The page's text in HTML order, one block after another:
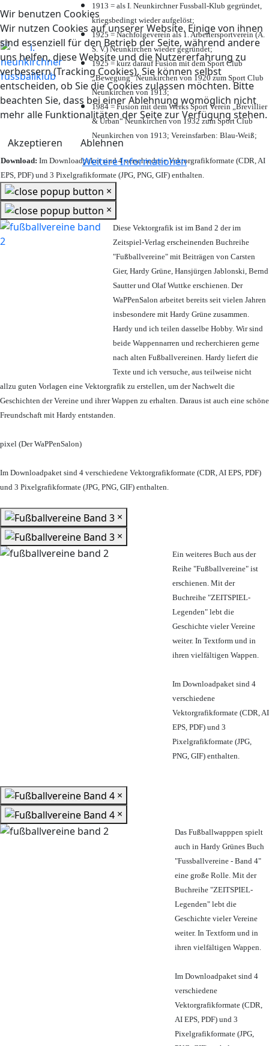
Wir benutzen Cookies
Wir nutzen Cookies auf unserer Website. Einige von ihnen
sind essenziell für den Betrieb der Seite, während andere
uns helfen, diese Website und die Nutzererfahrung zu
verbessern (Tracking Cookies). Sie können selbst
entscheiden, ob Sie die Cookies zulassen möchten. Bitte
beachten Sie, dass bei einer Ablehnung womöglich nicht
mehr alle Funktionalitäten der Seite zur Verfügung stehen.
Akzeptieren
Ablehnen
Weitere Informationen
1913 = als I. Neunkirchner Fussball-Klub gegründet,
kriegsbedingt wieder aufgelöst;
1925 = Nachfolgeverein als 1. Arbeitersportverein (A.
S. V.) Neunkirchen wieder gegründet;
1925 = kurz darauf Fusion mit dem Sport Club
„Bewegung“ Neunkirchen von 1920 zum Sport Club
Neunkirchen von 1913;
1984 = Fusion mit dem Werks Sport Verein „Brevillier
& Urban“ Neunkirchen von 1932 zum Sport Club
Neunkirchen von 1913; Vereinsfarben: Blau-Weiß;
Download: Im Downloadpaket sind 4 verschiedene Vektorgrafikformate (CDR, AI
EPS, PDF) und 3 Pixelgrafikformate (JPG, PNG, GIF) enthalten.
×
×
Diese Vektorgrafik ist im Band 2 der im
Zeitspiel-Verlag erscheinenden Buchreihe
"Fußballvereine" mit Beiträgen von Carsten
Gier, Hardy Grüne, Hansjürgen Jablonski, Bernd
Sautter und Olaf Wuttke erschienen. Der
WaPPenSalon arbeitet bereits seit vielen Jahren
insbesondere mit Hardy Grüne zusammen.
Hardy und ich teilen dasselbe Hobby. Wir sind
beide Wappennarren und recherchieren gerne
nach alten Fußballvereinen. Hardy liefert die
Texte und ich versuche, aus teilweise nicht
allzu guten Vorlagen eine Vektorgrafik zu erstellen, um der Nachwelt die
Geschichten der Vereine und ihrer Wappen zu erhalten. Daraus ist auch eine schöne
Freundschaft mit Hardy entstanden.
pixel (Der WaPPenSalon)
Im Downloadpaket sind 4 verschiedene Vektorgrafikformate (CDR, AI EPS, PDF)
und 3 Pixelgrafikformate (JPG, PNG, GIF) enthalten.
×
×
Ein weiteres Buch aus der
Reihe "Fußballvereine" ist
erschienen. Mit der
Buchreihe "ZEITSPIEL-
Legenden" lebt die
Geschichte vieler Vereine
weiter. In Textform und in
ihren vielfältigen Wappen.
Im Downloadpaket sind 4
verschiedene
Vektorgrafikformate (CDR, AI
EPS, PDF) und 3
Pixelgrafikformate (JPG,
PNG, GIF) enthalten.
×
×
Das Fußballwapppen spielt
auch in Hardy Grünes Buch
"Fussballvereine - Band 4"
eine große Rolle. Mit der
Buchreihe "ZEITSPIEL-
Legenden" lebt die
Geschichte vieler Vereine
weiter. In Textform und in
ihren vielfältigen Wappen.
Im Downloadpaket sind 4
verschiedene
Vektorgrafikformate (CDR,
AI EPS, PDF) und 3
Pixelgrafikformate (JPG,